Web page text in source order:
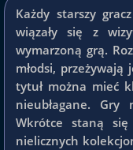
Każdy starszy
wiązały się z
wymarzoną grą.
młodsi,
tytuł można mieć
nieubłagane. Gry
Wkrótce staną
nielicznych